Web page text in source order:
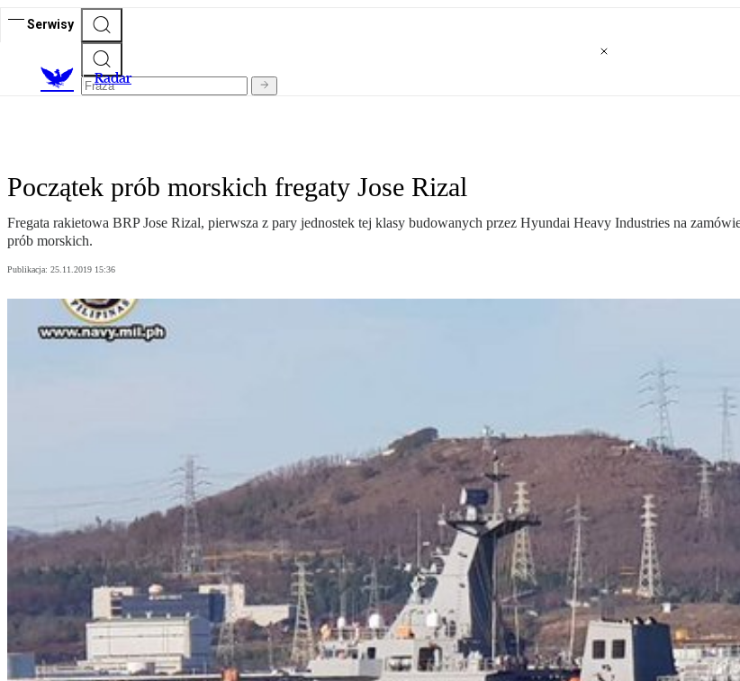
Serwisy
Radar
Początek prób morskich fregaty Jose Rizal
Fregata rakietowa BRP Jose Rizal, pierwsza z pary jednostek tej klasy budowanych przez Hyundai Heavy Industries na
prób morskich.
Publikacja: 25.11.2019 15:36